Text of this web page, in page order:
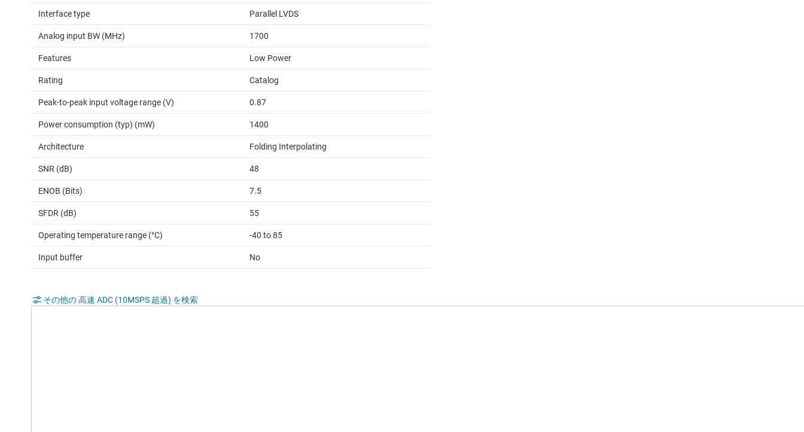
Interface type Parallel LVDS
Analog input BW (MHz) 1700
Features Low Power
Rating Catalog
Peak-to-peak input voltage range (V) 0.87
Power consumption (typ) (mW) 1400
Architecture Folding Interpolating
SNR (dB) 48
ENOB (Bits) 7.5
SFDR (dB) 55
Operating temperature range (°C) -40 to 85
Input buffer No
その他の 高速 ADC (10MSPS 超過) を検索